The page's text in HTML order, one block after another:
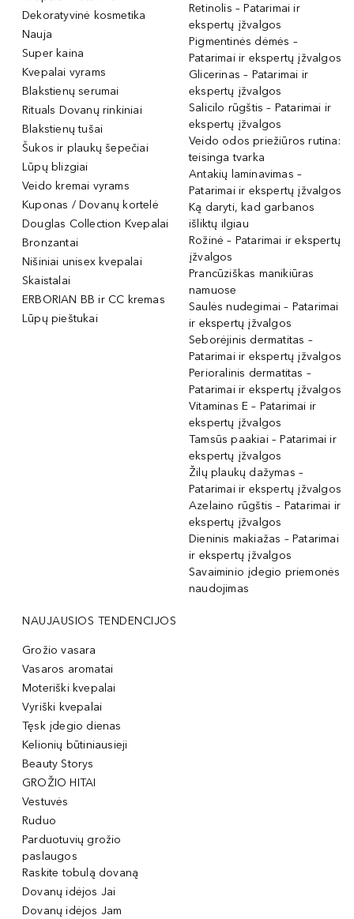
Dekoratyvinė kosmetika
Nauja
Super kaina
Kvepalai vyrams
Blakstienų serumai
Rituals Dovanų rinkiniai
Blakstienų tušai
Šukos ir plaukų šepečiai
Lūpų blizgiai
Veido kremai vyrams
Kuponas / Dovanų kortelė
Douglas Collection Kvepalai
Bronzantai
Nišiniai unisex kvepalai
Skaistalai
ERBORIAN BB ir CC kremas
Lūpų pieštukai
Retinolis – Patarimai ir
ekspertų įžvalgos
Pigmentinės dėmės –
Patarimai ir ekspertų įžvalgos
Glicerinas – Patarimai ir
ekspertų įžvalgos
Salicilo rūgštis – Patarimai ir
ekspertų įžvalgos
Veido odos priežiūros rutina:
teisinga tvarka
Antakių laminavimas –
Patarimai ir ekspertų įžvalgos
Ką daryti, kad garbanos
išliktų ilgiau
Rožinė – Patarimai ir ekspertų
įžvalgos
Prancūziškas manikiūras
namuose
Saulės nudegimai – Patarimai
ir ekspertų įžvalgos
Seborėjinis dermatitas –
Patarimai ir ekspertų įžvalgos
Perioralinis dermatitas –
Patarimai ir ekspertų įžvalgos
Vitaminas E – Patarimai ir
ekspertų įžvalgos
Tamsūs paakiai – Patarimai ir
ekspertų įžvalgos
Žilų plaukų dažymas –
Patarimai ir ekspertų įžvalgos
Azelaino rūgštis – Patarimai ir
ekspertų įžvalgos
Dieninis makiažas – Patarimai
ir ekspertų įžvalgos
Savaiminio įdegio priemonės
naudojimas
NAUJAUSIOS TENDENCIJOS
Grožio vasara
Vasaros aromatai
Moteriški kvepalai
Vyriški kvepalai
Tęsk įdegio dienas
Kelionių būtiniausieji
Beauty Storys
GROŽIO HITAI
Vestuvės
Ruduo
Parduotuvių grožio
paslaugos
Raskite tobulą dovaną
Dovanų idėjos Jai
Dovanų idėjos Jam